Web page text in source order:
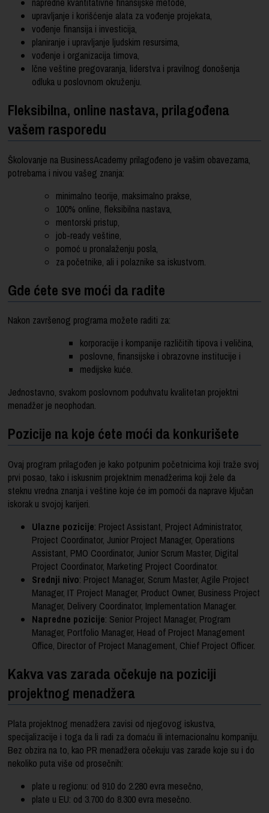
upravljanje i korišćenje alata za vođenje projekata,
vođenje finansija i investicija,
planiranje i upravljanje ljudskim resursima,
vođenje i organizacija timova,
lčne veštine pregovaranja, liderstva i pravilnog donošenja
odluka u poslovnom okruženju.
Fleksibilna, online nastava, prilagođena
vašem rasporedu
Školovanje na BusinessAcademy prilagođeno je vašim obavezama,
potrebama i nivou vašeg znanja:
minimalno teorije, maksimalno prakse,
100% online, fleksibilna nastava,
mentorski pristup,
job-ready veštine,
pomoć u pronalaženju posla,
za početnike, ali i polaznike sa iskustvom.
Gde ćete sve moći da radite
Nakon završenog programa možete raditi za:
korporacije i kompanije različitih tipova i veličina,
poslovne, finansijske i obrazovne institucije i
medijske kuće.
Jednostavno, svakom poslovnom poduhvatu kvalitetan projektni
menadžer je neophodan.
Pozicije na koje ćete moći da konkurišete
Ovaj program prilagođen je kako potpunim početnicima koji traže svoj
prvi posao, tako i iskusnim projektnim menadžerima koji žele da
steknu vredna znanja i veštine koje će im pomoći da naprave ključan
iskorak u svojoj karijeri.
Ulazne pozicije: Project Assistant, Project Administrator,
Project Coordinator, Junior Project Manager, Operations
Assistant, PMO Coordinator, Junior Scrum Master, Digital
Project Coordinator, Marketing Project Coordinator.
Srednji nivo: Project Manager, Scrum Master, Agile Project
Manager, IT Project Manager, Product Owner, Business Project
Manager, Delivery Coordinator, Implementation Manager.
Napredne pozicije: Senior Project Manager, Program
Manager, Portfolio Manager, Head of Project Management
Office, Director of Project Management, Chief Project Officer.
Kakva vas zarada očekuje na poziciji
projektnog menadžera
Plata projektnog menadžera zavisi od njegovog iskustva,
specijalizacije i toga da li radi za domaću ili internacionalnu kompaniju.
Bez obzira na to, kao PR menadžera očekuju vas zarade koje su i do
nekoliko puta više od prosečnih:
plate u regionu: od 910 do 2.280 evra mesečno,
plate u EU: od 3.700 do 8.300 evra mesečno.